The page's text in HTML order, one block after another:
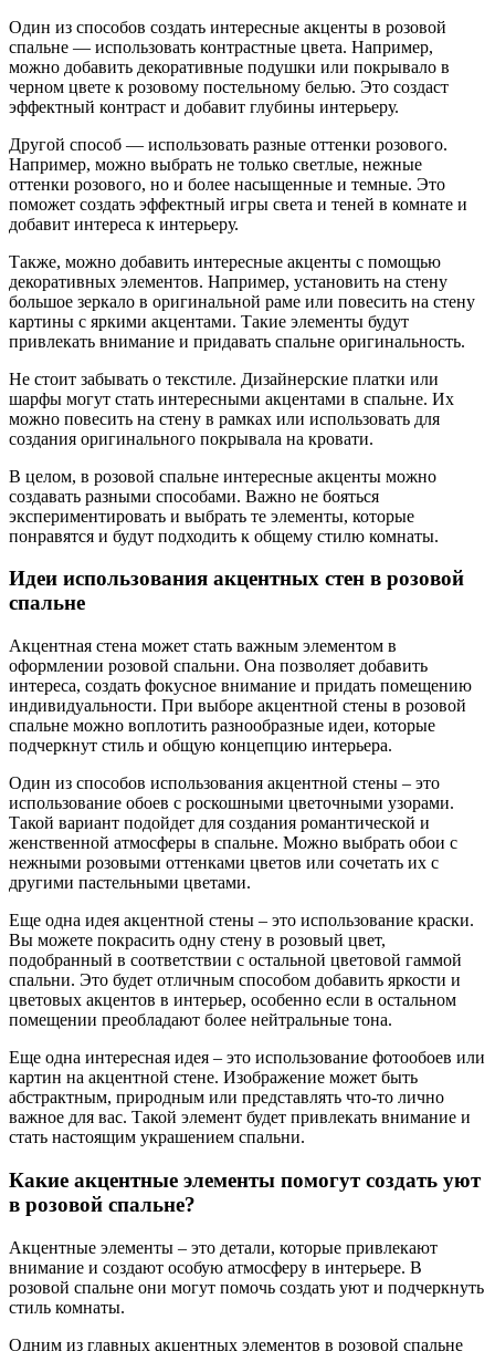
Один из способов создать интересные акценты в розовой
спальне — использовать контрастные цвета. Например,
можно добавить декоративные подушки или покрывало в
черном цвете к розовому постельному белью. Это создаст
эффектный контраст и добавит глубины интерьеру.
Другой способ — использовать разные оттенки розового.
Например, можно выбрать не только светлые, нежные
оттенки розового, но и более насыщенные и темные. Это
поможет создать эффектный игры света и теней в комнате и
добавит интереса к интерьеру.
Также, можно добавить интересные акценты с помощью
декоративных элементов. Например, установить на стену
большое зеркало в оригинальной раме или повесить на стену
картины с яркими акцентами. Такие элементы будут
привлекать внимание и придавать спальне оригинальность.
Не стоит забывать о текстиле. Дизайнерские платки или
шарфы могут стать интересными акцентами в спальне. Их
можно повесить на стену в рамках или использовать для
создания оригинального покрывала на кровати.
В целом, в розовой спальне интересные акценты можно
создавать разными способами. Важно не бояться
экспериментировать и выбрать те элементы, которые
понравятся и будут подходить к общему стилю комнаты.
Идеи использования акцентных стен в розовой
спальне
Акцентная стена может стать важным элементом в
оформлении розовой спальни. Она позволяет добавить
интереса, создать фокусное внимание и придать помещению
индивидуальности. При выборе акцентной стены в розовой
спальне можно воплотить разнообразные идеи, которые
подчеркнут стиль и общую концепцию интерьера.
Один из способов использования акцентной стены – это
использование обоев с роскошными цветочными узорами.
Такой вариант подойдет для создания романтической и
женственной атмосферы в спальне. Можно выбрать обои с
нежными розовыми оттенками цветов или сочетать их с
другими пастельными цветами.
Еще одна идея акцентной стены – это использование краски.
Вы можете покрасить одну стену в розовый цвет,
подобранный в соответствии с остальной цветовой гаммой
спальни. Это будет отличным способом добавить яркости и
цветовых акцентов в интерьер, особенно если в остальном
помещении преобладают более нейтральные тона.
Еще одна интересная идея – это использование фотообоев или
картин на акцентной стене. Изображение может быть
абстрактным, природным или представлять что-то лично
важное для вас. Такой элемент будет привлекать внимание и
стать настоящим украшением спальни.
Какие акцентные элементы помогут создать уют
в розовой спальне?
Акцентные элементы – это детали, которые привлекают
внимание и создают особую атмосферу в интерьере. В
розовой спальне они могут помочь создать уют и подчеркнуть
стиль комнаты.
Одним из главных акцентных элементов в розовой спальне